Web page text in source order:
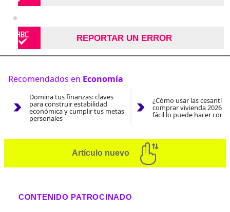
REPORTAR UN ERROR
Recomendados en Economía
Domina tus finanzas: claves
para construir estabilidad
económica y cumplir tus metas
personales
¿Cómo usar las
comprar vivienda 2026?
fácil lo puede hacer con
Artículo nuevo
CONTENIDO PATROCINADO